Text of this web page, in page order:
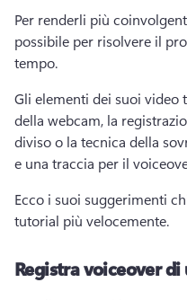
Per renderli più
possibile per risolvere il
tempo.
Gli elementi dei suoi video
della webcam, la
diviso o la tecnica della
e una traccia per il
Ecco i suoi suggerimenti
tutorial più velocemente.
Registra voiceover